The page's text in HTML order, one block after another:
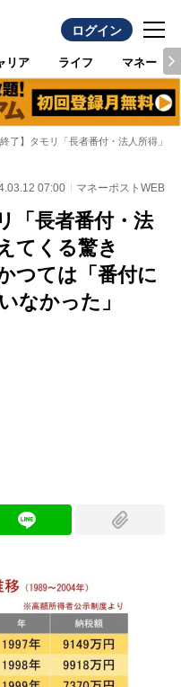
ログイン
リア ライフ マネー
終了】タモリ「長者番付・法人所得」
07:00 マネーポストWEB
「長者番付・法
てくる驚き
つては「番付に
なかった」